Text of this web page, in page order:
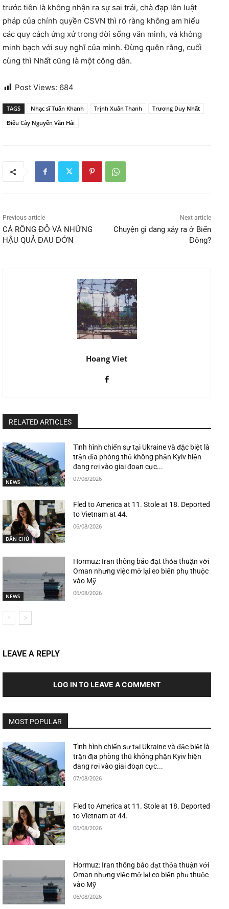
trước tiên là không nhận ra sự sai trái, chà đạp lên luật
pháp của chính quyền CSVN thì rõ ràng không am hiểu
các quy cách ứng xử trong đời sống văn minh, và không
minh bạch với suy nghĩ của mình. Đừng quên rằng, cuối
cùng thì Nhất cũng là một công dân.
Post Views: 684
TAGS Nhạc sĩ Tuấn Khanh Trịnh Xuân Thanh
Trương Duy Nhất
Điếu Cày Nguyễn Văn Hải
Previous article
CÁ RỒNG ĐỎ VÀ NHỮNG
HẬU QUẢ ĐAU ĐỚN
Next article
Chuyện gì đang xảy ra ở Biển
Đông?
Hoang Viet
RELATED ARTICLES
NEWS
Tình hình chiến sự tại Ukraine và đặc biệt là
trận địa phòng thủ không phận Kyiv hiện
đang rơi vào giai đoạn cực...
07/08/2026
DÂN CHỦ
Fled to America at 11. Stole at 18. Deported
to Vietnam at 44.
06/08/2026
NEWS
Hormuz: Iran thông báo đạt thỏa thuận với
Oman nhưng việc mở lại eo biển phụ thuộc
vào Mỹ
06/08/2026
LEAVE A REPLY
LOG IN TO LEAVE A COMMENT
MOST POPULAR
Tình hình chiến sự tại Ukraine và đặc biệt là
trận địa phòng thủ không phận Kyiv hiện
đang rơi vào giai đoạn cực...
07/08/2026
Fled to America at 11. Stole at 18. Deported
to Vietnam at 44.
06/08/2026
Hormuz: Iran thông báo đạt thỏa thuận với
Oman nhưng việc mở lại eo biển phụ thuộc
vào Mỹ
06/08/2026